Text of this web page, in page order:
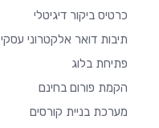
כרטיס ביקור דיגיטלי
תיבות דואר אלקטרוני עסקי
פתיחת בלוג
הקמת פורום בחינם
מערכת בניית קורסים